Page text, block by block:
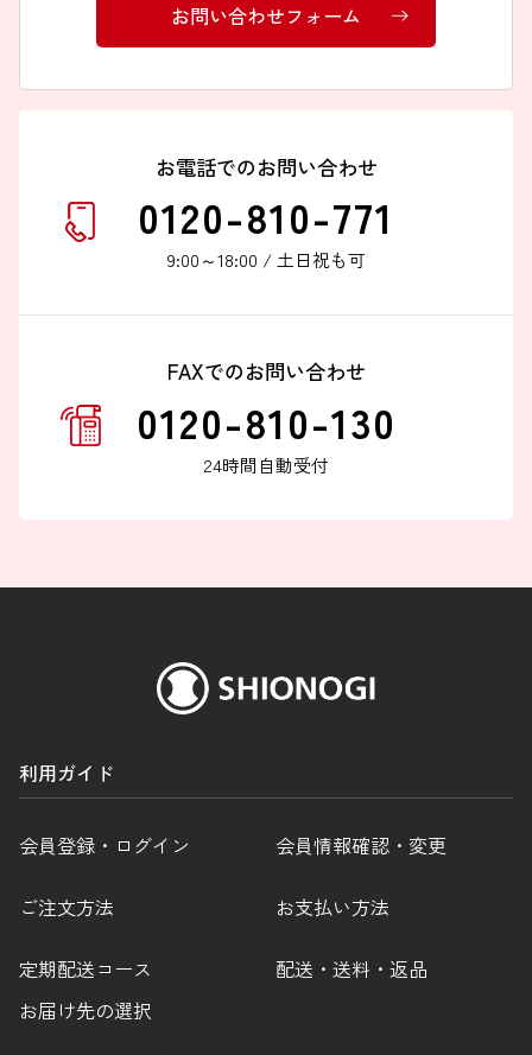
お問い合わせフォーム
お電話でのお問い合わせ
0120-810-771
9:00～18:00 / 土日祝も可
FAXでのお問い合わせ
0120-810-130
24時間自動受付
利用ガイド
会員登録・ログイン 会員情報確認・変更
ご注文方法 お支払い方法
定期配送コース
配送・送料・返品
お届け先の選択